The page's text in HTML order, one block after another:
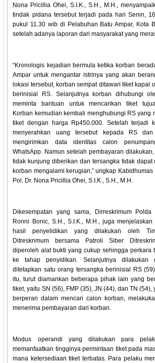
Nona Pricillia Ohei, S.I.K., S.H., M.H.,
tindak pidana tersebut terjadi pada hari Senin,
pukul 11.30 wib di Pelabuhan Batu Ampar, Kota
setelah adanya laporan dari masyarakat yang
“Kronologis kejadian bermula ketika korban
Ampar untuk mengantar istrinya yang akan
lokasi tersebut, korban sempat ditawari tiket kapal
berinisial RS. Selanjutnya korban dihubungi
meminta bantuan untuk mencarikan tiket
Korban kemudian kembali menghubungi RS yang
tiket dengan harga Rp450.000. Setelah terjadi
menyerahkan uang tersebut kepada RS
mengirimkan data identitas calon
WhatsApp. Namun setelah pembayaran
tidak kunjung diberikan dan tersangka tidak dapat
korban mengalami kerugian,” ungkap
Pol. Dr. Nona Pricillia Ohei, S.I.K., S.H., M.H.
Dikesempatan yang sama, Dirreskrimum
Ronni Bonic, S.H., S.I.K., M.H., juga
hasil penyelidikan yang dilakukan oleh
Ditreskrimum bersama Patroli Siber
diperoleh alat bukti yang cukup sehingga perkara
ke tahap penyidikan. Selanjutnya dilakukan
ditetapkan satu orang tersangka berinisial RS
itu, turut diamankan beberapa pihak lain yang
tiket, yaitu SN (56), FMP (35), JN (44), dan TN
berperan dalam mencari calon korban,
menerima pembayaran dari korban.
Modus operandi yang dilakukan para
memanfaatkan tingginya permintaan tiket pada
mana ketersediaan tiket terbatas. Para pelaku